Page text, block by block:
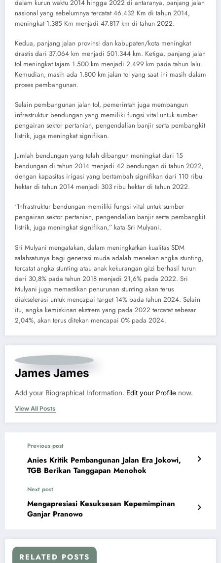
dalam kurun waktu 2014 hingga 2022 di antaranya, panjang jalan
nasional yang sebelumnya tercatat 46.432 Km di tahun 2014,
meningkat 1.385 Km menjadi 47.817 km di tahun 2022.
Kedua, panjang jalan provinsi dan kabupaten/kota meningkat
drastis dari 37.064 km menjadi 501.344 km. Ketiga, panjang jalan
tol meningkat tajam 1.500 km menjadi 2.499 km pada tahun lalu.
Kemudian, masih ada 1.800 km jalan tol yang saat ini masih dalam
proses pembangunan.
Selain pembangunan jalan tol, pemerintah juga membangun
infrastruktur bendungan yang memiliki fungsi vital untuk sumber
pengairan sektor pertanian, pengendalian banjir serta pembangkit
listrik, juga meningkat signifikan.
Jumlah bendungan yang telah dibangun meningkat dari 15
bendungan di tahun 2014 menjadi 42 bendungan di tahun 2022,
dengan kapasitas irigasi yang bertambah signifikan dari 110 ribu
hektar di tahun 2014 menjadi 303 ribu hektar di tahun 2022.
“Infrastruktur bendungan memiliki fungsi vital untuk sumber
pengairan sektor pertanian, pengendalian banjir serta pembangkit
listrik, juga meningkat signifikan,” kata Sri Mulyani.
Sri Mulyani mengatakan, dalam meningkatkan kualitas SDM
salahsatunya bagi generasi muda adalah menekan angka stunting,
tercatat angka stunting atau anak kekurangan gizi berhasil turun
dari 30,8% pada tahun 2018 menjadi 21,6% pada 2022. Sri
Mulyani juga memastikan penurunan stunting akan terus
diakselerasi untuk mencapai target 14% pada tahun 2024. Selain
itu, angka kemiskinan ekstrem yang pada 2022 tercatat sebesar
2,04%, akan terus ditekan mencapai 0% pada 2024.
James James
Add your Biographical Information. Edit your Profile now.
View All Posts
Previous post
Anies Kritik Pembangunan Jalan Era Jokowi,
TGB Berikan Tanggapan Menohok
Next post
Mengapresiasi Kesuksesan Kepemimpinan
Ganjar Pranowo
RELATED POSTS